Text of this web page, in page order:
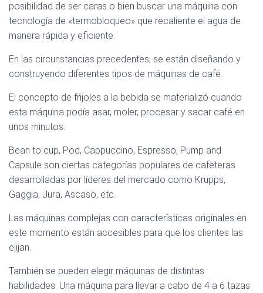
posibilidad de ser caras o bien buscar una máquina con
tecnología de «termobloqueo» que recaliente el agua de
manera rápida y eficiente.
En las circunstancias precedentes, se están diseñando y
construyendo diferentes tipos de máquinas de café.
El concepto de frijoles a la bebida se materializó cuando
esta máquina podía asar, moler, procesar y sacar café en
unos minutos.
Bean to cup, Pod, Cappuccino, Espresso, Pump and
Capsule son ciertas categorías populares de cafeteras
desarrolladas por líderes del mercado como Krupps,
Gaggia, Jura, Ascaso, etc.
Las máquinas complejas con características originales en
este momento están accesibles para que los clientes las
elijan.
También se pueden elegir máquinas de distintas
habilidades. Una máquina para llevar a cabo de 4 a 6 tazas